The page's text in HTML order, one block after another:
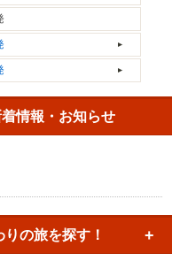
情報・お知らせ
りの旅を探す！